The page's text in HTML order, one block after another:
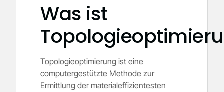
Was ist
Topologieoptimierung ist eine
computergestützte Methode zur
Ermittlung der materialeffizientesten